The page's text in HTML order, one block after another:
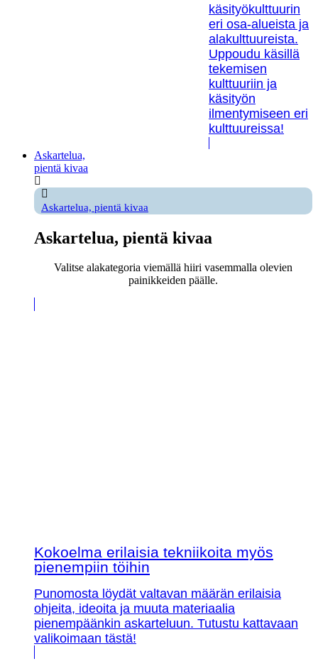
käsityökulttuurin
eri osa-alueista ja
alakulttuureista.
Uppoudu käsillä
tekemisen
kulttuuriin ja
käsityön
ilmentymiseen eri
kulttuureissa!
Askartelua,
pientä kivaa
Askartelua, pientä kivaa
Askartelua, pientä kivaa
Valitse alakategoria viemällä hiiri vasemmalla olevien
painikkeiden päälle.
Kokoelma erilaisia tekniikoita myös
pienempiin töihin
Punomosta löydät valtavan määrän erilaisia
ohjeita, ideoita ja muuta materiaalia
pienempäänkin askarteluun. Tutustu kattavaan
valikoimaan tästä!